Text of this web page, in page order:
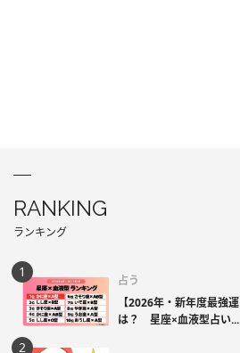
RANKING
ランキング
占う
【2026年・新年度最強
は？ 星座×血液型占い...